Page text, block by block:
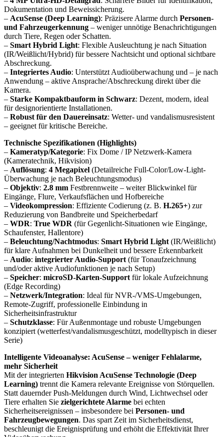
Dokumentation und Beweissicherung.
– AcuSense (Deep Learning): Präzisere Alarme durch Personen-
und Fahrzeugerkennung – weniger unnötige Benachrichtigungen
durch Tiere, Regen oder Schatten.
– Smart Hybrid Light: Flexible Ausleuchtung je nach Situation
(IR/Weißlicht/Hybrid) für bessere Nachtsicht und optional sichtbare
Abschreckung.
– Integriertes Audio: Unterstützt Audioüberwachung und – je nach
Anwendung – aktive Ansprache/Abschreckung direkt über die
Kamera.
– Starke Kompaktbauform in Schwarz: Dezent, modern, ideal
für designorientierte Installationen.
– Robust für den Dauereinsatz: Wetter- und vandalismusresistent
– geeignet für kritische Bereiche.
Technische Spezifikationen (Highlights)
– Kameratyp/Kategorie: Fix Dome / IP Netzwerk-Kamera
(Kameratechnik, Hikvision)
– Auflösung: 4 Megapixel (Detailreiche Full-Color/Low-Light-
Überwachung je nach Beleuchtungsmodus)
– Objektiv: 2.8 mm Festbrennweite – weiter Blickwinkel für
Eingänge, Flure, Verkaufsflächen und Hofbereiche
– Videokompression: Effiziente Codierung (z. B. H.265+) zur
Reduzierung von Bandbreite und Speicherbedarf
– WDR: True WDR (für Gegenlicht-Situationen wie Eingänge,
Schaufenster, Hallentore)
– Beleuchtung/Nachtmodus: Smart Hybrid Light (IR/Weißlicht)
für klare Aufnahmen bei Dunkelheit und bessere Erkennbarkeit
– Audio: integrierter Audio-Support (für Tonaufzeichnung
und/oder aktive Audiofunktionen je nach Setup)
– Speicher: microSD-Karten-Support für lokale Aufzeichnung
(Edge Recording)
– Netzwerk/Integration: Ideal für NVR-/VMS-Umgebungen,
Remote-Zugriff, professionelle Einbindung in
Sicherheitsinfrastruktur
– Schutzklasse: Für Außenmontage und robuste Umgebungen
konzipiert (wetterfest/vandalismusgeschützt, modelltypisch in dieser
Serie)
Intelligente Videoanalyse: AcuSense – weniger Fehlalarme,
mehr Sicherheit
Mit der integrierten Hikvision AcuSense Technologie (Deep
Learning) trennt die Kamera relevante Ereignisse von Störquellen.
Statt dauernder Push-Meldungen durch Wind, Lichtwechsel oder
Tiere erhalten Sie zielgerichtete Alarme bei echten
Sicherheitsereignissen – insbesondere bei Personen- und
Fahrzeugbewegungen. Das spart Zeit im Sicherheitsdienst,
beschleunigt die Ereignisprüfung und erhöht die Effektivität Ihrer